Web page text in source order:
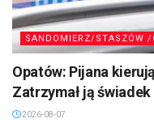
SANDOMIERZ/STASZÓW /
Opatów: Pijana
Zatrzymał ją
2026-08-07